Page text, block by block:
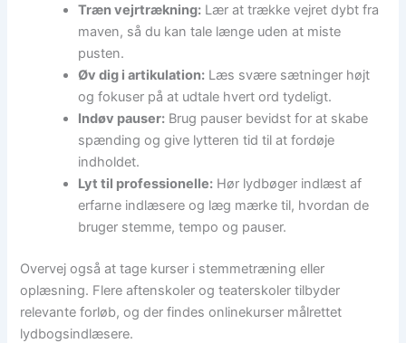
Træn vejrtrækning: Lær at trække vejret dybt fra
maven, så du kan tale længe uden at miste
pusten.
Øv dig i artikulation: Læs svære sætninger højt
og fokuser på at udtale hvert ord tydeligt.
Indøv pauser: Brug pauser bevidst for at skabe
spænding og give lytteren tid til at fordøje
indholdet.
Lyt til professionelle: Hør lydbøger indlæst af
erfarne indlæsere og læg mærke til, hvordan de
bruger stemme, tempo og pauser.
Overvej også at tage kurser i stemmetræning eller
oplæsning. Flere aftenskoler og teaterskoler tilbyder
relevante forløb, og der findes onlinekurser målrettet
lydbogsindlæsere.